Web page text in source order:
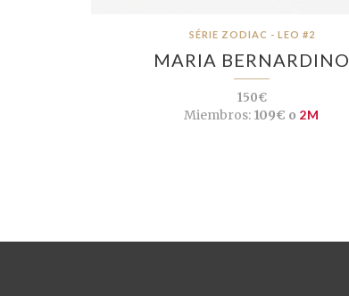
SÉRIE ZODIAC - LEO #2
MARIA BERNARDINO
150€
Miembros: 109€ o 2M